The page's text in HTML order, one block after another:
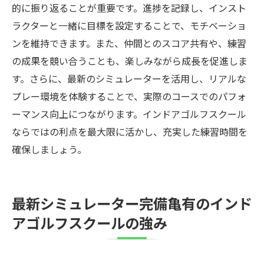
的に振り返ることが重要です。進捗を記録し、インスト
ラクターと一緒に目標を設定することで、モチベーショ
ンを維持できます。また、仲間とのスコア共有や、練習
の成果を競い合うことも、楽しみながら成長を促進しま
す。さらに、最新のシミュレーターを活用し、リアルな
プレー環境を体験することで、実際のコースでのパフォ
ーマンス向上につながります。インドアゴルフスクール
ならではの利点を最大限に活かし、充実した練習時間を
確保しましょう。
最新シミュレーター完備亀有のインド
アゴルフスクールの強み